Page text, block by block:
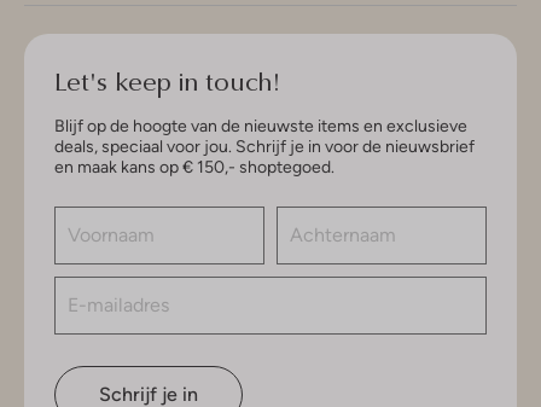
Let's keep in touch!
Blijf op de hoogte van de nieuwste items en exclusieve
deals, speciaal voor jou. Schrijf je in voor de nieuwsbrief
en maak kans op € 150,- shoptegoed.
Schrijf je in